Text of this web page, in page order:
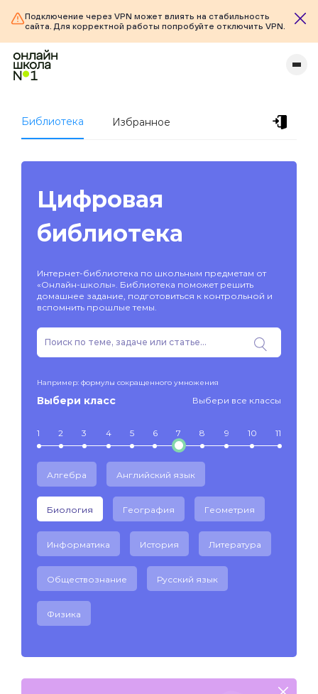
Подключение через VPN может влиять на стабильность
сайта. Для корректной работы попробуйте отключить VPN.
Библиотека Избранное
Цифровая
библиотека
Интернет-библиотека по школьным предметам от
«Онлайн-школы». Библиотека поможет решить
домашнее задание, подготовиться к контрольной и
вспомнить прошлые темы.
Например: формулы сокращенного умножения
Выбери класс Выбери все классы
1 2 3 4 5 6 7 8 9 10 11
Алгебра Английский язык
Биология География Геометрия
Информатика История Литература
Обществознание Русский язык
Физика